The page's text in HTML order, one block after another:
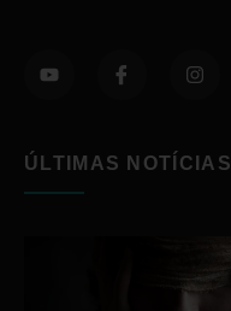
ÚLTIMAS NOTÍCIAS